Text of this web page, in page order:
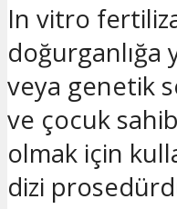
In vitro
doğurganlığa
veya genetik
ve çocuk
olmak için
dizi